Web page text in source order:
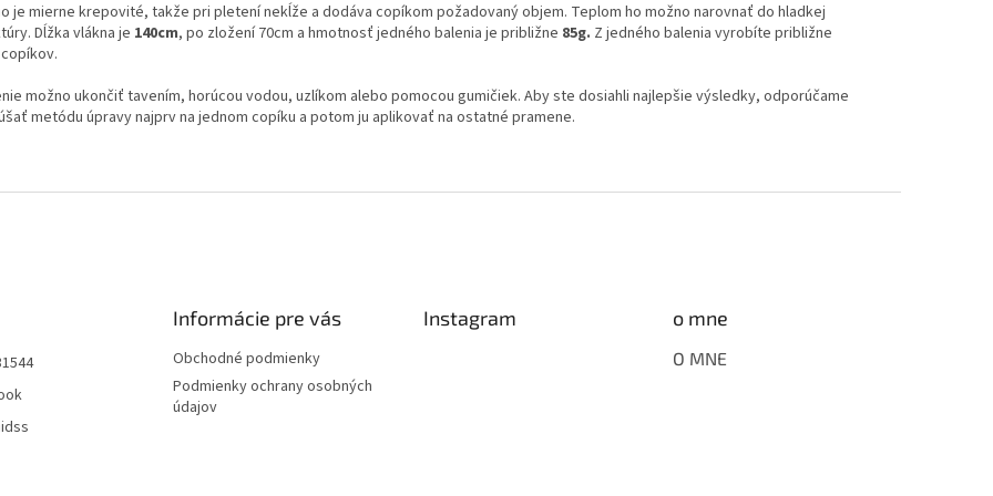
je mierne krepovité, takže pri pletení nekĺže a dodáva copíkom požadovaný objem. Teplom ho možno narovnať do hladkej
Dĺžka vlákna je 140cm, po zložení 70cm a hmotnosť jedného balenia je približne 85g. Z jedného balenia vyrobíte približne
možno ukončiť tavením, horúcou vodou, uzlíkom alebo pomocou gumičiek. Aby ste dosiahli najlepšie výsledky, odporúčame
metódu úpravy najprv na jednom copíku a potom ju aplikovať na ostatné pramene.
Informácie pre vás
Obchodné podmienky
Podmienky ochrany osobných
údajov
Instagram o mne
O MNE